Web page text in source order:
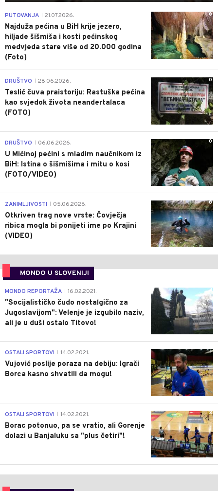
0
PUTOVANJA 21.07.2026.
Najduža pećina u BiH krije jezero,
hiljade šišmiša i kosti pećinskog
medvjeda stare više od 20.000 godina
(Foto)
0
DRUŠTVO 28.06.2026.
Teslić čuva praistoriju: Rastuška pećina
kao svjedok života neandertalaca
(FOTO)
0
DRUŠTVO 06.06.2026.
U Mićinoj pećini s mladim naučnikom iz
BiH: Istina o šišmišima i mitu o kosi
(FOTO/VIDEO)
0
ZANIMLJIVOSTI 05.06.2026.
Otkriven trag nove vrste: Čovječja
ribica mogla bi ponijeti ime po Krajini
(VIDEO)
MONDO U SLOVENIJI
4
MONDO REPORTAŽA 16.02.2021.
"Socijalističko čudo nostalgično za
Jugoslavijom": Velenje je izgubilo naziv,
ali je u duši ostalo Titovo!
1
OSTALI SPORTOVI 14.02.2021.
Vujović poslije poraza na debiju: Igrači
Borca kasno shvatili da mogu!
3
OSTALI SPORTOVI 14.02.2021.
Borac potonuo, pa se vratio, ali Gorenje
dolazi u Banjaluku sa "plus četiri"!